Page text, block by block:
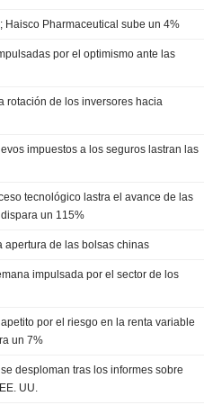
Pharmaceutical sube un 4%
por el optimismo ante las
rotación de los inversores hacia
impuestos a los seguros lastran las
tecnológico lastra el avance de las
un 115%
apertura de las bolsas chinas
impulsada por el sector de los
por el riesgo en la renta variable
un 7%
desploman tras los informes sobre
UU.